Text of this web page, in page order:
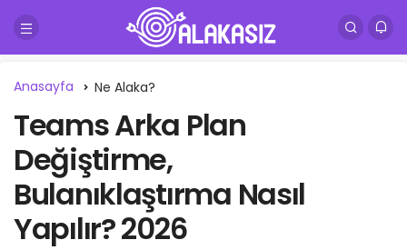
Anasayfa Ne Alaka?
Teams Arka Plan
Değiştirme,
Bulanıklaştırma Nasıl
Yapılır? 2026